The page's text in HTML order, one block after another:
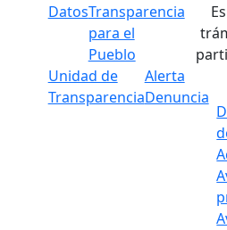
DatosTransparencia
para el
Pueblo
Unidad de
Transparencia
Alerta
Denuncia